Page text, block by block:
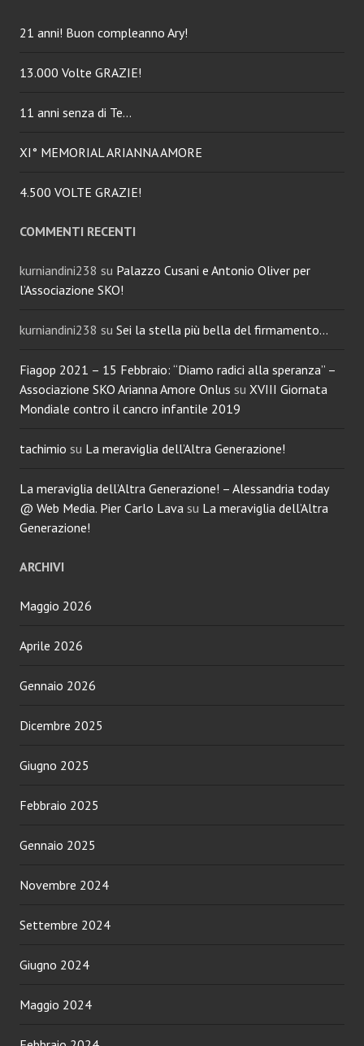
21 anni! Buon compleanno Ary!
13.000 Volte GRAZIE!
11 anni senza di Te…
XI° MEMORIAL ARIANNA AMORE
4.500 VOLTE GRAZIE!
COMMENTI RECENTI
kurniandini238 su Palazzo Cusani e Antonio Oliver per
l’Associazione SKO!
kurniandini238 su Sei la stella più bella del firmamento…
Fiagop 2021 – 15 Febbraio: “Diamo radici alla speranza” –
Associazione SKO Arianna Amore Onlus su XVIII Giornata
Mondiale contro il cancro infantile 2019
tachimio su La meraviglia dell’Altra Generazione!
La meraviglia dell’Altra Generazione! – Alessandria today
@ Web Media. Pier Carlo Lava su La meraviglia dell’Altra
Generazione!
ARCHIVI
Maggio 2026
Aprile 2026
Gennaio 2026
Dicembre 2025
Giugno 2025
Febbraio 2025
Gennaio 2025
Novembre 2024
Settembre 2024
Giugno 2024
Maggio 2024